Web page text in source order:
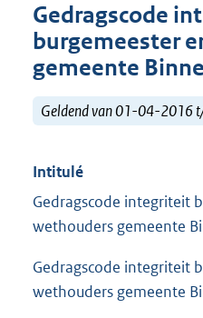
Gedragscode
burgemeester
gemeente
Geldend van 01-04-
Intitulé
Gedragscode integriteit
wethouders gemeente
Gedragscode integriteit
wethouders gemeente